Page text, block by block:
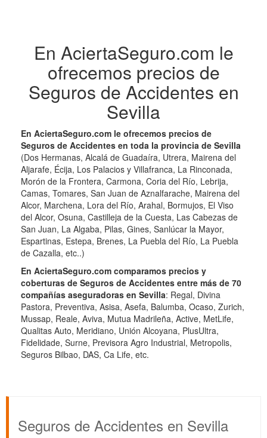
En AciertaSeguro.com le
ofrecemos precios de
Seguros de Accidentes en
Sevilla
En AciertaSeguro.com le ofrecemos precios de
Seguros de Accidentes en toda la provincia de Sevilla
(Dos Hermanas, Alcalá de Guadaíra, Utrera, Mairena del
Aljarafe, Écija, Los Palacios y Villafranca, La Rinconada,
Morón de la Frontera, Carmona, Coria del Río, Lebrija,
Camas, Tomares, San Juan de Aznalfarache, Mairena del
Alcor, Marchena, Lora del Río, Arahal, Bormujos, El Viso
del Alcor, Osuna, Castilleja de la Cuesta, Las Cabezas de
San Juan, La Algaba, Pilas, Gines, Sanlúcar la Mayor,
Espartinas, Estepa, Brenes, La Puebla del Río, La Puebla
de Cazalla, etc..)
En AciertaSeguro.com comparamos precios y
coberturas de Seguros de Accidentes entre más de 70
compañías aseguradoras en Sevilla: Regal, Divina
Pastora, Preventiva, Asisa, Asefa, Balumba, Ocaso, Zurich,
Mussap, Reale, Aviva, Mutua Madrileña, Active, MetLife,
Qualitas Auto, Meridiano, Unión Alcoyana, PlusUltra,
Fidelidade, Surne, Previsora Agro Industrial, Metropolis,
Seguros Bilbao, DAS, Ca Life, etc.
Seguros de Accidentes en Sevilla